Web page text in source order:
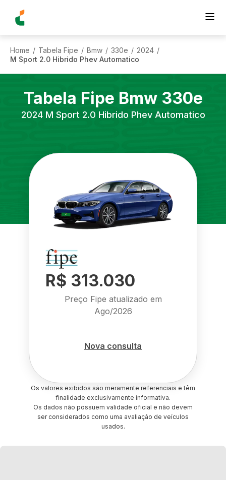
Home / Tabela Fipe / Bmw / 330e / 2024 /
M Sport 2.0 Hibrido Phev Automatico
Tabela Fipe Bmw 330e
2024 M Sport 2.0 Hibrido Phev Automatico
R$ 313.030
Preço Fipe atualizado em
Ago/2026
Nova consulta
Os valores exibidos são meramente referenciais e têm
finalidade exclusivamente informativa.
Os dados não possuem validade oficial e não devem
ser considerados como uma avaliação de veículos
usados.